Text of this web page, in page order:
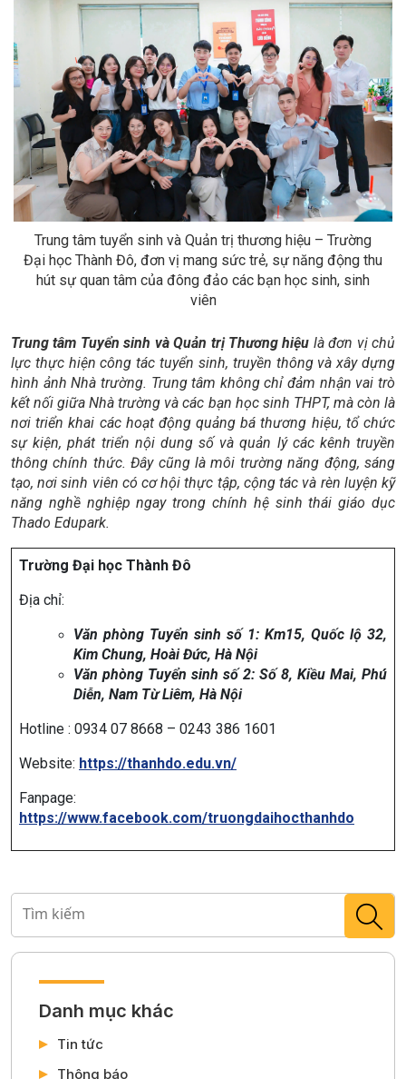
Trung tâm tuyển sinh và Quản trị thương hiệu – Trường
Đại học Thành Đô, đơn vị mang sức trẻ, sự năng động thu
hút sự quan tâm của đông đảo các bạn học sinh, sinh
viên
Trung tâm Tuyển sinh và Quản trị Thương hiệu là đơn vị chủ
lực thực hiện công tác tuyển sinh, truyền thông và xây dựng
hình ảnh Nhà trường. Trung tâm không chỉ đảm nhận vai trò
kết nối giữa Nhà trường và các bạn học sinh THPT, mà còn là
nơi triển khai các hoạt động quảng bá thương hiệu, tổ chức
sự kiện, phát triển nội dung số và quản lý các kênh truyền
thông chính thức. Đây cũng là môi trường năng động, sáng
tạo, nơi sinh viên có cơ hội thực tập, cộng tác và rèn luyện kỹ
năng nghề nghiệp ngay trong chính hệ sinh thái giáo dục
Thado Edupark.
Trường Đại học Thành Đô
Địa chỉ:
Văn phòng Tuyển sinh số 1: Km15, Quốc lộ 32,
Kim Chung, Hoài Đức, Hà Nội
Văn phòng Tuyển sinh số 2: Số 8, Kiều Mai, Phú
Diễn, Nam Từ Liêm, Hà Nội
Hotline : 0934 07 8668 – 0243 386 1601
Website: https://thanhdo.edu.vn/
Fanpage:
https://www.facebook.com/truongdaihocthanhdo
Danh mục khác
Tin tức
Thông báo